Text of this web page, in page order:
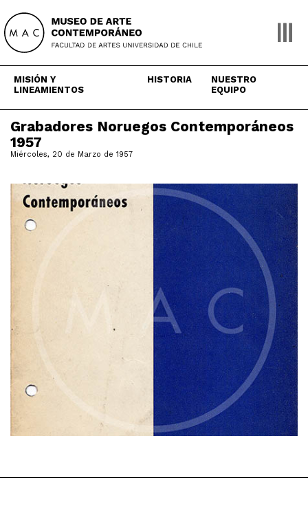
content
MISIÓN Y
LINEAMIENTOS
HISTORIA
NUESTRO
EQUIPO
Grabadores Noruegos Contemporáneos
1957
Miércoles, 20 de Marzo de 1957